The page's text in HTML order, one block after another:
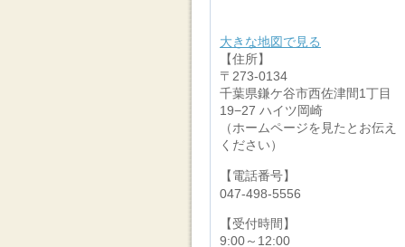
大きな地図で見る
【住所】
〒273-0134
千葉県鎌ケ谷市西佐津間1丁目
19−27 ハイツ岡崎
（ホームページを見たとお伝え
ください）
【電話番号】
047-498-5556
【受付時間】
9:00～12:00